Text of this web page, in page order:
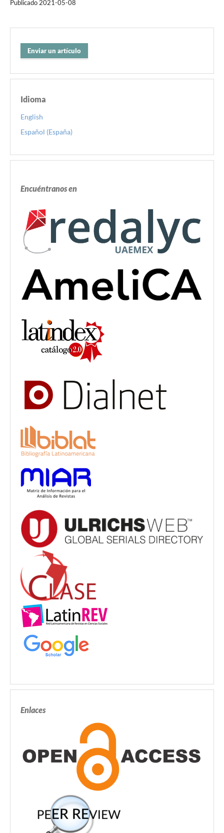
Publicado 2021-05-08
Enviar un artículo
Idioma
English
Español (España)
Encuéntranos en
Enlaces